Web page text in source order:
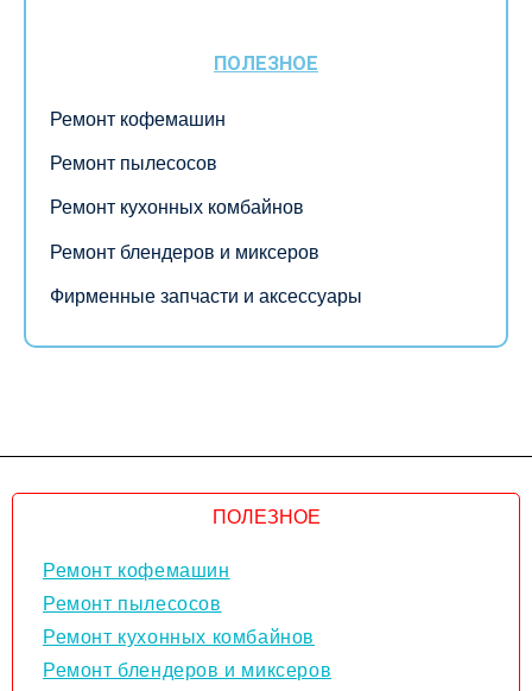
ПОЛЕЗНОЕ
Ремонт кофемашин
Ремонт пылесосов
Ремонт кухонных комбайнов
Ремонт блендеров и миксеров
Фирменные запчасти и аксессуары
ПОЛЕЗНОЕ
Ремонт кофемашин
Ремонт пылесосов
Ремонт кухонных комбайнов
Ремонт блендеров и миксеров